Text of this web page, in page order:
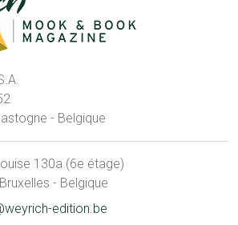
- Belgique
130a (6e étage)
- Belgique
edition.be